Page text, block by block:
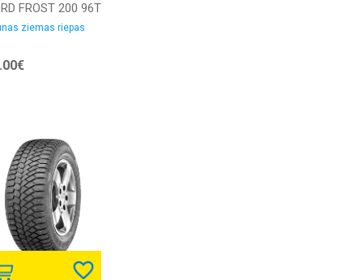
FROST 200 96T
DOT23
riepa
ziemas riepas